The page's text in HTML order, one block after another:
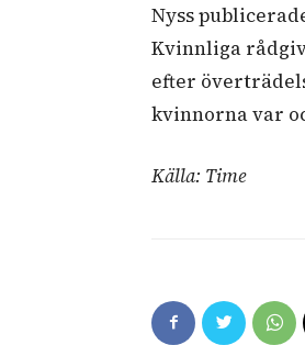
Nyss
Kvinnliga
efter
kvinnorna var
Källa: Time